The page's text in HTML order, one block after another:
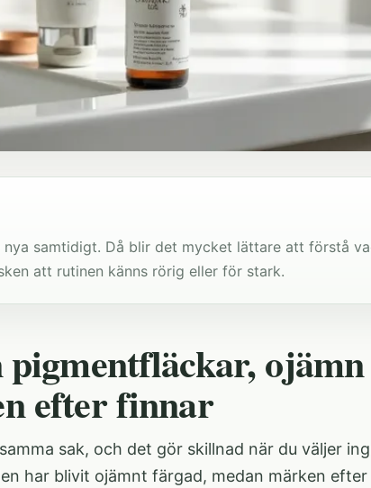
samtidigt. Då blir det mycket lättare att förstå
att rutinen känns rörig eller för stark.
ojämn
efter finnar
sak, och det gör skillnad när du väljer
har blivit ojämnt färgad, medan märken